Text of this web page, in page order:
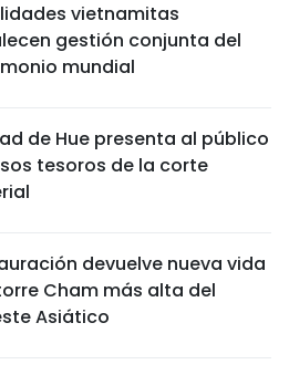
vietnamitas
gestión conjunta del
mundial
de Hue presenta al público
tesoros de la corte
devuelve nueva vida
Cham más alta del
Asiático